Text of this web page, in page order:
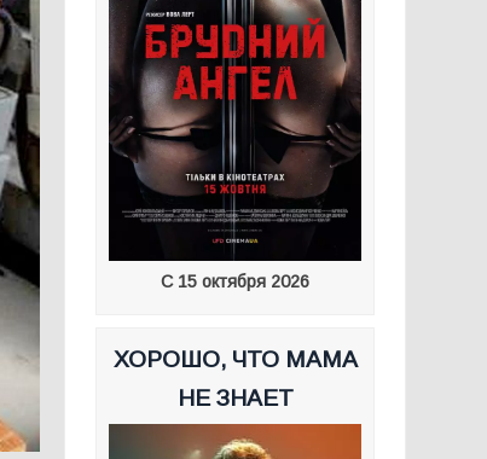
С 15 октября 2026
ХОРОШО, ЧТО МАМА
НЕ ЗНАЕТ